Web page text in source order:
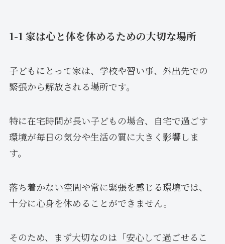
1-1 家は心と体を休めるための大切な場所
子どもにとって家は、学校や習い事、外出先での
緊張から解放される場所です。
特に在宅時間が長い子どもの場合、自宅で過ごす
環境が毎日の気分や生活の質に大きく影響しま
す。
落ち着かない空間や常に緊張を感じる環境では、
十分に心身を休めることができません。
そのため、まず大切なのは「安心して過ごせるこ